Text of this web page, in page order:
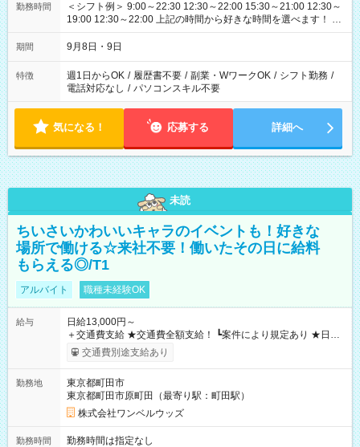
勤務時間
＜シフト例＞ 9:00～22:30 12:30～22:00 15:30～21:00 12:30～
19:00 12:30～22:00 上記の時間から好きな時間を選べます！ ※
時間は変更となる可能性があります
期間 9月8日・9日
特徴 週1日からOK / 履歴書不要 / 副業・WワークOK / シフト勤務 /
電話対応なし / パソコンスキル不要
気になる！ 応募する 詳細へ
未読
ちいさいかわいいキャラのイベントも！好きな
場所で働ける☆来社不要！働いたその日に給料
もらえる◎/T1
アルバイト 職種未経験OK
給与
日給13,000円～
＋交通費支給 ★交通費全額支給！ ┗案件により規定あり ★日払
いOK！（規定あり） ┗働いたその日に現金GET♪ お仕事後はコ
ンビニATMから 日払い分を引き落とせます！ 【試用期間】試
交通費別途支給あり
勤務地
東京都町田市
東京都町田市原町田（最寄り駅：町田駅）
株式会社ワンベルウッズ
勤務時間
勤務時間は指定なし